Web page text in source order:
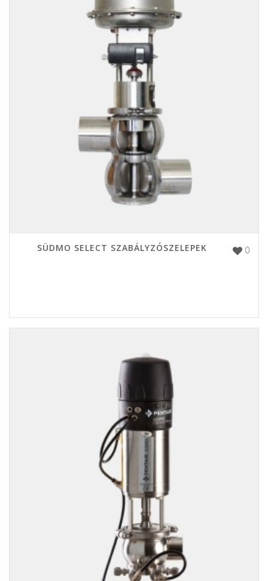
0
SÜDMO SELECT SZABÁLYZÓSZELEPEK